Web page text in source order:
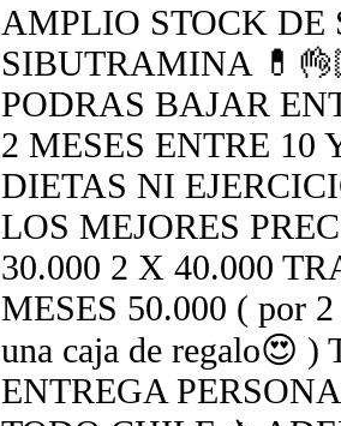
AMPLIO STOCK DE
SIBUTRAMINA
PODRAS BAJAR
2 MESES ENTRE 10
DIETAS NI
LOS MEJORES
30.000 2 X 40.000
MESES 50.000 ( por
una caja de regalo😍 )
ENTREGA